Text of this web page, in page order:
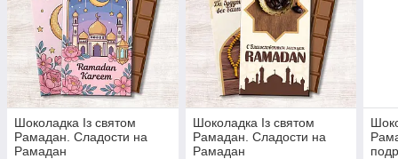
Шоколадка Із святом
Рамадан. Сладости на
Рамадан
Шоколадка Із святом
Рамадан. Сладости на
Рамадан